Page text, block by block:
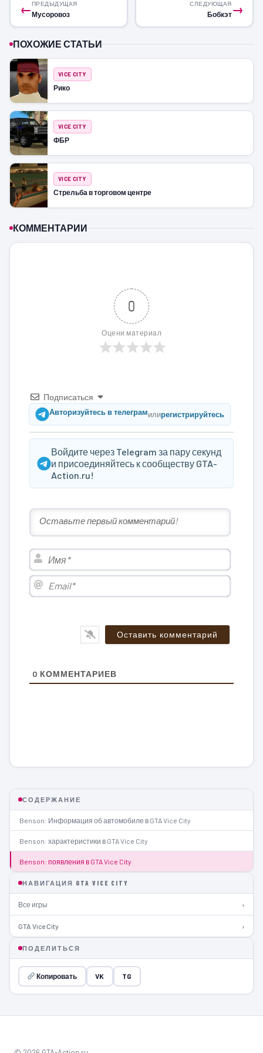
←ПРЕДЫДУЩАЯ
Мусоровоз →
СЛЕДУЮЩАЯ
Бобкэт
ПОХОЖИЕ СТАТЬИ
VICE CITY
Рико
VICE CITY
ФБР
VICE CITY
Стрельба в торговом центре
КОММЕНТАРИИ
0
Оцени материал
Подписаться
Авторизуйтесь в телеграмилирегистрируйтесь
Войдите через Telegram за пару секунд
и присоединяйтесь к сообществу GTA-
Action.ru!
Имя*
Email*
0 КОММЕНТАРИЕВ
СОДЕРЖАНИЕ
Benson: Информация об автомобиле в GTA Vice City
Benson: характеристики в GTA Vice City
Benson: появления в GTA Vice City
НАВИГАЦИЯ GTA VICE CITY
Все игры ›
GTA Vice City ›
ПОДЕЛИТЬСЯ
Копировать VK TG